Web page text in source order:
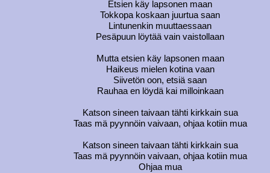
Etsien käy lapsonen maan
Tokkopa koskaan juurtua saan
Lintunenkin muuttaessaan
Pesäpuun löytää vain vaistollaan
Mutta etsien käy lapsonen maan
Haikeus mielen kotina vaan
Siivetön oon, etsiä saan
Rauhaa en löydä kai milloinkaan
Katson sineen taivaan tähti kirkkain sua
Taas mä pyynnöin vaivaan, ohjaa kotiin mua
Katson sineen taivaan tähti kirkkain sua
Taas mä pyynnöin vaivaan, ohjaa kotiin mua
Ohjaa mua